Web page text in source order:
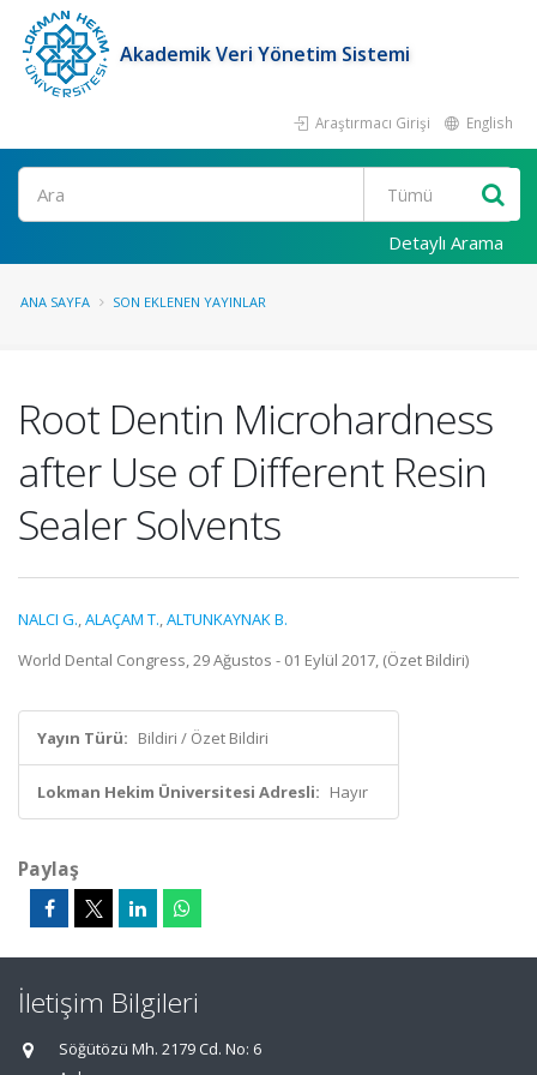
Akademik Veri Yönetim Sistemi
Araştırmacı Girişi English
Ara
Detaylı Arama
ANA SAYFA SON EKLENEN YAYINLAR
Root Dentin Microhardness
after Use of Different Resin
Sealer Solvents
NALCI G.,ALAÇAM T.,ALTUNKAYNAK B.
World Dental Congress, 29 Ağustos - 01 Eylül 2017, (Özet Bildiri)
Yayın Türü: Bildiri / Özet Bildiri
Lokman Hekim Üniversitesi Adresli: Hayır
Paylaş
İletişim Bilgileri
Söğütözü Mh. 2179 Cd. No: 6